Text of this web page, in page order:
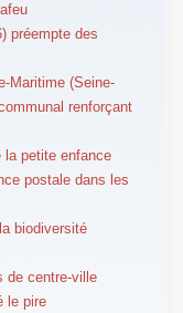
préempte des
Maritime (Seine-
renforçant
la petite enfance
postale dans les
biodiversité
de centre-ville
le pire